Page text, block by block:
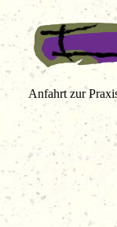
Anfahrt zur